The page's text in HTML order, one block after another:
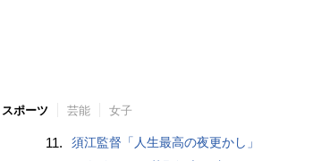
スポーツ 芸能 女子
11. 須江監督「人生最高の夜更かし」